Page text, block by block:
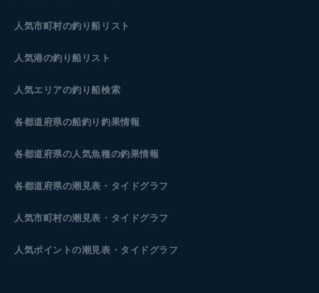
人気市町村の釣り船リスト
人気港の釣り船リスト
人気エリアの釣り船検索
各都道府県の船釣り釣果情報
各都道府県の人気魚種の釣果情報
各都道府県の潮見表 ・タイドグラフ
人気市町村の潮見表・タイドグラフ
人気ポイントの潮見表・タイドグラフ